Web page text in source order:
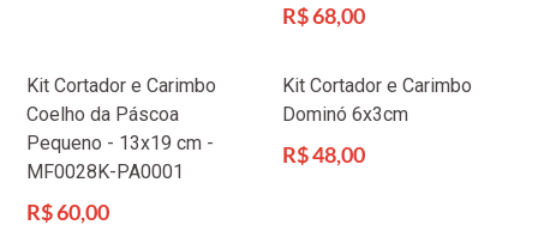
Preço
R$ 68,00
Kit Cortador e Carimbo
Coelho da Páscoa
Pequeno - 13x19 cm -
MF0028K-PA0001
Preço
R$ 60,00
Kit Cortador e Carimbo
Dominó 6x3cm
Preço
R$ 48,00